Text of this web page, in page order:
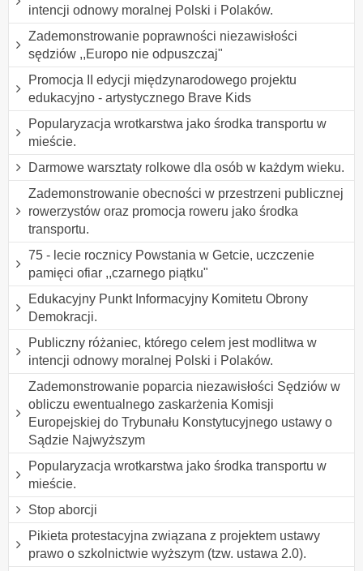
intencji odnowy moralnej Polski i Polaków.
Zademonstrowanie poprawności niezawisłości
sędziów ,,Europo nie odpuszczaj"
Promocja II edycji międzynarodowego projektu
edukacyjno - artystycznego Brave Kids
Popularyzacja wrotkarstwa jako środka transportu w
mieście.
Darmowe warsztaty rolkowe dla osób w każdym wieku.
Zademonstrowanie obecności w przestrzeni publicznej
rowerzystów oraz promocja roweru jako środka
transportu.
75 - lecie rocznicy Powstania w Getcie, uczczenie
pamięci ofiar ,,czarnego piątku"
Edukacyjny Punkt Informacyjny Komitetu Obrony
Demokracji.
Publiczny różaniec, którego celem jest modlitwa w
intencji odnowy moralnej Polski i Polaków.
Zademonstrowanie poparcia niezawisłości Sędziów w
obliczu ewentualnego zaskarżenia Komisji
Europejskiej do Trybunału Konstytucyjnego ustawy o
Sądzie Najwyższym
Popularyzacja wrotkarstwa jako środka transportu w
mieście.
Stop aborcji
Pikieta protestacyjna związana z projektem ustawy
prawo o szkolnictwie wyższym (tzw. ustawa 2.0).